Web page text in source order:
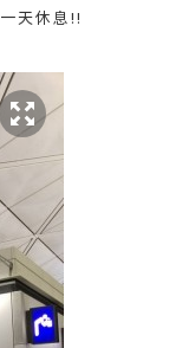
天休息!!